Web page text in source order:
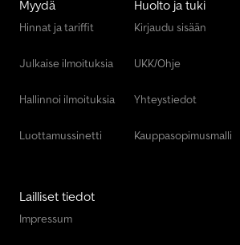
Myydä
Hinnat ja tariffit
Julkaise ilmoituksia
Hallinnoi ilmoituksia
Luottamussinetti
Huolto ja tuki
Kirjaudu sisään
UKK/Ohje
Yhteystiedot
Kauppasopimusmalli
Lailliset tiedot
Impressum